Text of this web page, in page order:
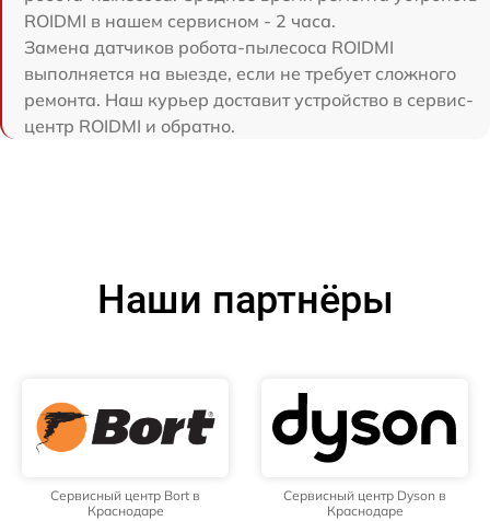
ROIDMI в нашем сервисном - 2 часа.
Замена датчиков робота-пылесоса ROIDMI
выполняется на выезде, если не требует сложного
ремонта. Наш курьер доставит устройство в сервис-
центр ROIDMI и обратно.
Наши партнёры
Сервисный центр Bort в
Краснодаре
Сервисный центр Dyson в
Краснодаре